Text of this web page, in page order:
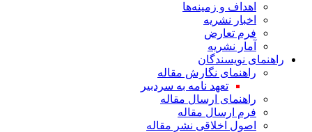
اهداف و زمینه‌ها
اخبار نشریه
فرم تعارض
آمار نشریه
راهنمای نویسندگان
راهنمای نگارش مقاله
تعهد نامه به سردبیر
راهنمای ارسال مقاله
فرم ارسال مقاله
اصول اخلاقی نشر مقاله